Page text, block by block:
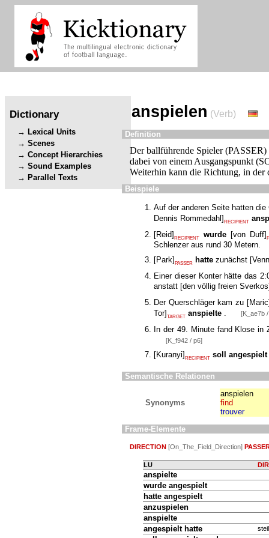
Dictionary
Lexical Units
Scenes
Concept Hierarchies
Sound Examples
Parallel Texts
anspielen (Verb)
Definition
Der ballführende Spieler
dabei von einem Ausgangspunkt
Weiterhin kann die Richtung, in der
Beispiele
Auf der anderen Seite hatten
Dennis Rommedahl ] RECIPIENT
[Reid] RECIPIENT wurde [von Duff]
Schlenzer aus rund 30 Metern.
[Park] PASSER hatte zunächst [
Einer dieser Konter hätte das
anstatt [den völlig freien Sverkos
Der Querschläger kam zu [Maric
Tor] TARGET anspielte . [K_ae7b
In der 49. Minute fand Klose
[K_f942 / p6]
[Kuranyi] RECIPIENT soll angespielt
Semantische Relationen
Synonyms
anspielen
find
trouver
Frame-Elemente
DIRECTION [On_The_Field_Direction]
LU
anspielte
wurde angespielt
hatte angespielt
anzuspielen
anspielte
angespielt hatte
steil